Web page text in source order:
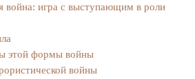
война: игра с выступающим в роли
этой формы войны
войны